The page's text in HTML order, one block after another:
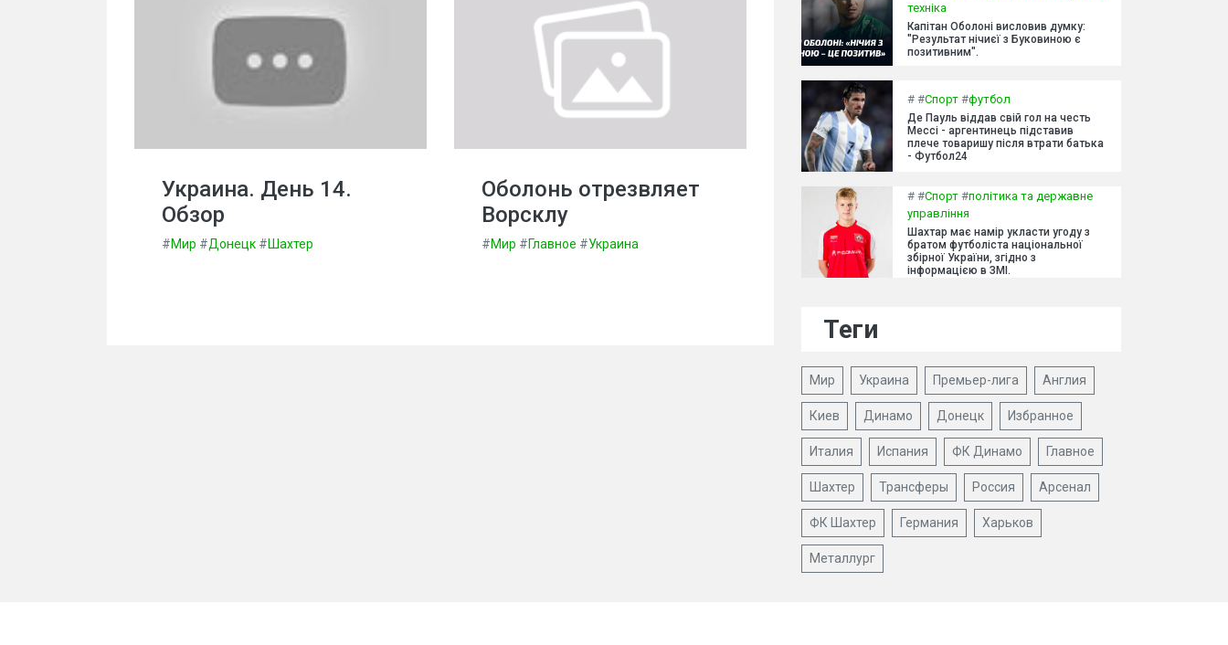
Украина. День 14.
Обзор
#Мир #Донецк #Шахтер
Оболонь отрезвляет
Ворсклу
#Мир #Главное #Украина
техніка
Капітан Оболоні висловив думку:
"Результат нічиєї з Буковиною є
позитивним".
# #Спорт #футбол
Де Пауль віддав свій гол на честь
Мессі - аргентинець підставив
плече товаришу після втрати батька
- Футбол24
# #Спорт #політика та державне
управління
Шахтар має намір укласти угоду з
братом футболіста національної
збірної України, згідно з
інформацією в ЗМІ.
Теги
Мир Украина Премьер-лига Англия
Киев Динамо Донецк Избранное
Италия Испания ФК Динамо Главное
Шахтер Трансферы Россия Арсенал
ФК Шахтер Германия Харьков
Металлург